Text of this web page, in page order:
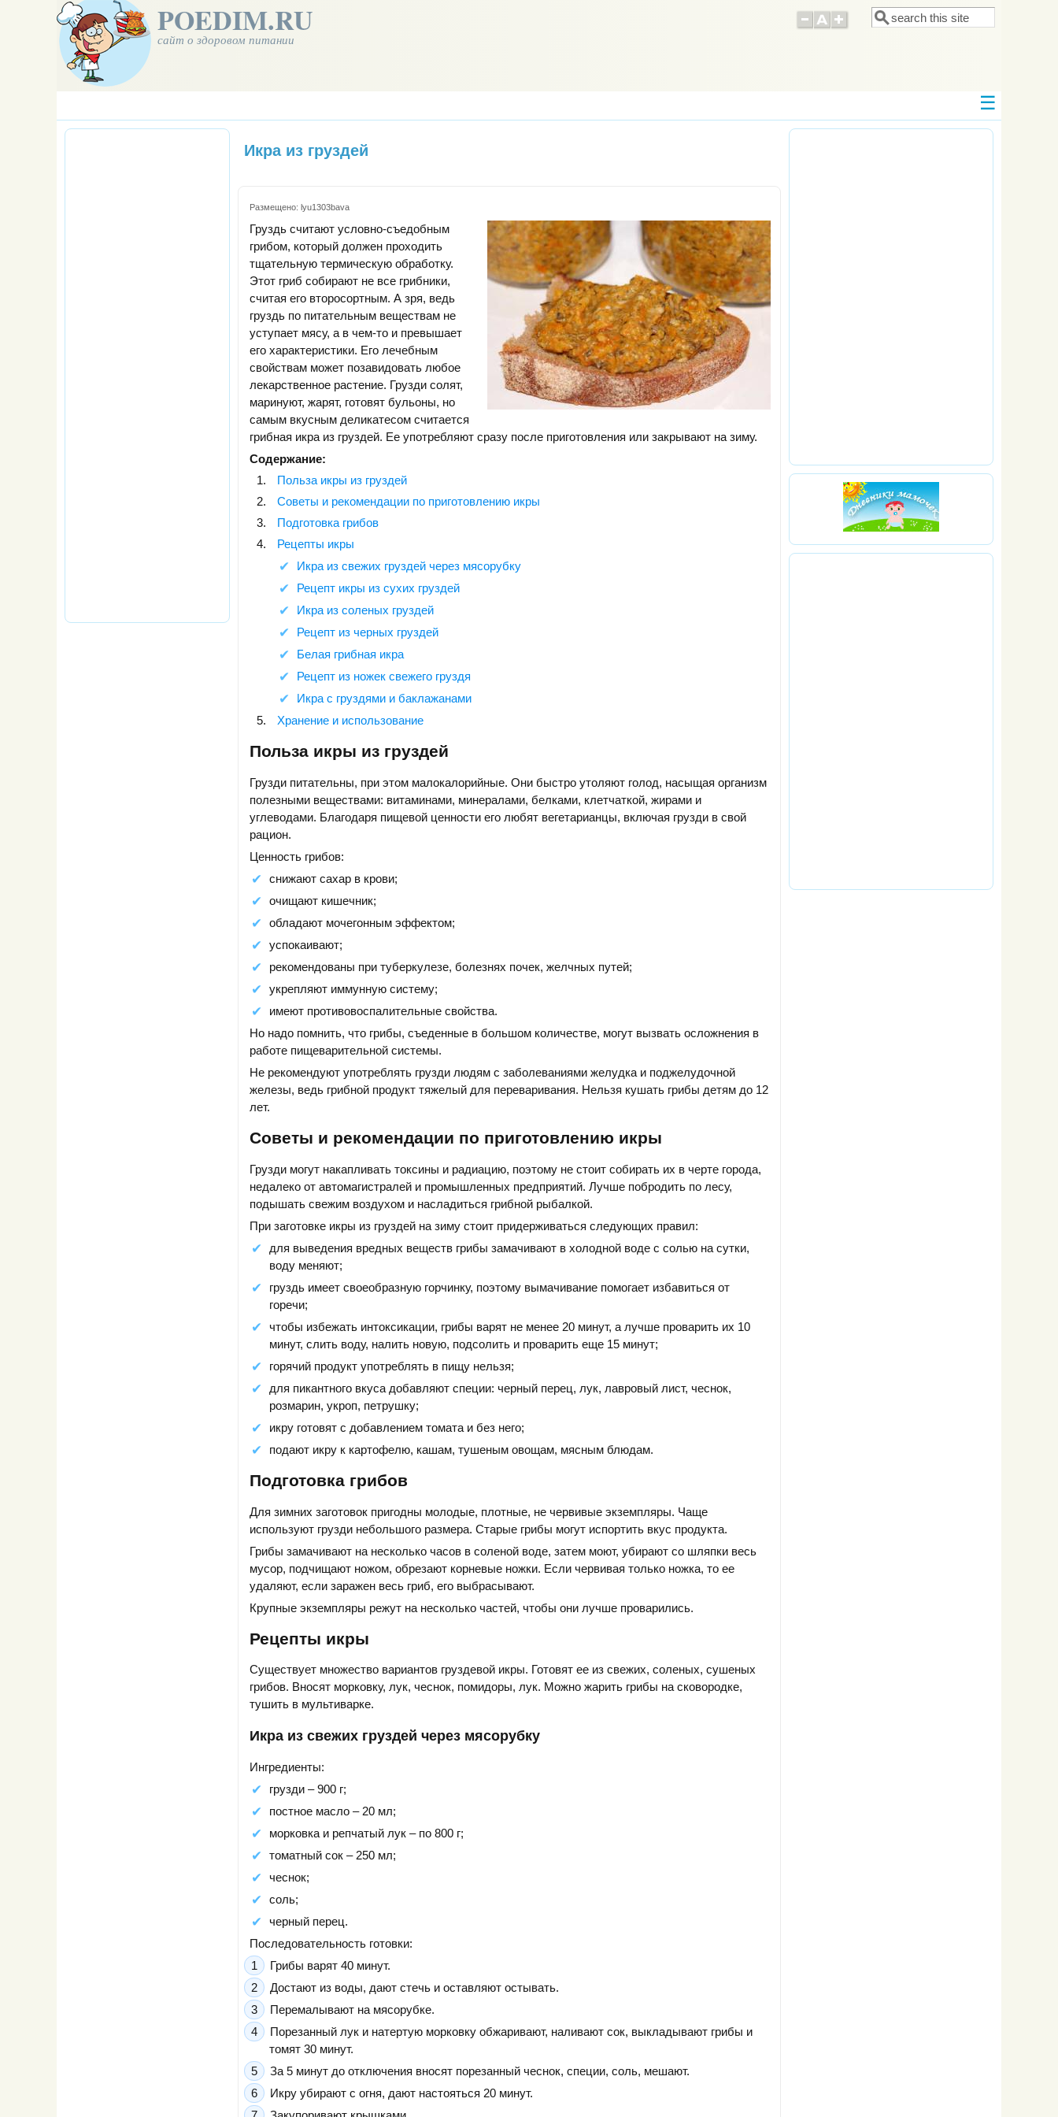
POEDIM.RU
сайт о здоровом питании
Форма поиска
Поиск
Икра из груздей
Размещено: lyu1303bava
Груздь считают условно-съедобным
грибом, который должен проходить
тщательную термическую обработку.
Этот гриб собирают не все грибники,
считая его второсортным. А зря, ведь
груздь по питательным веществам не
уступает мясу, а в чем-то и превышает
его характеристики. Его лечебным
свойствам может позавидовать любое
лекарственное растение. Грузди солят,
маринуют, жарят, готовят бульоны, но
самым вкусным деликатесом считается
грибная икра из груздей. Ее употребляют сразу после приготовления или закрывают на зиму.
Содержание:
Польза икры из груздей
Советы и рекомендации по приготовлению икры
Подготовка грибов
Рецепты икры
Икра из свежих груздей через мясорубку
Рецепт икры из сухих груздей
Икра из соленых груздей
Рецепт из черных груздей
Белая грибная икра
Рецепт из ножек свежего груздя
Икра с груздями и баклажанами
Хранение и использование
Польза икры из груздей
Грузди питательны, при этом малокалорийные. Они быстро утоляют голод, насыщая организм
полезными веществами: витаминами, минералами, белками, клетчаткой, жирами и
углеводами. Благодаря пищевой ценности его любят вегетарианцы, включая грузди в свой
рацион.
Ценность грибов:
снижают сахар в крови;
очищают кишечник;
обладают мочегонным эффектом;
успокаивают;
рекомендованы при туберкулезе, болезнях почек, желчных путей;
укрепляют иммунную систему;
имеют противовоспалительные свойства.
Но надо помнить, что грибы, съеденные в большом количестве, могут вызвать осложнения в
работе пищеварительной системы.
Не рекомендуют употреблять грузди людям с заболеваниями желудка и поджелудочной
железы, ведь грибной продукт тяжелый для переваривания. Нельзя кушать грибы детям до 12
лет.
Советы и рекомендации по приготовлению икры
Грузди могут накапливать токсины и радиацию, поэтому не стоит собирать их в черте города,
недалеко от автомагистралей и промышленных предприятий. Лучше побродить по лесу,
подышать свежим воздухом и насладиться грибной рыбалкой.
При заготовке икры из груздей на зиму стоит придерживаться следующих правил:
для выведения вредных веществ грибы замачивают в холодной воде с солью на сутки,
воду меняют;
груздь имеет своеобразную горчинку, поэтому вымачивание помогает избавиться от
горечи;
чтобы избежать интоксикации, грибы варят не менее 20 минут, а лучше проварить их 10
минут, слить воду, налить новую, подсолить и проварить еще 15 минут;
горячий продукт употреблять в пищу нельзя;
для пикантного вкуса добавляют специи: черный перец, лук, лавровый лист, чеснок,
розмарин, укроп, петрушку;
икру готовят с добавлением томата и без него;
подают икру к картофелю, кашам, тушеным овощам, мясным блюдам.
Подготовка грибов
Для зимних заготовок пригодны молодые, плотные, не червивые экземпляры. Чаще
используют грузди небольшого размера. Старые грибы могут испортить вкус продукта.
Грибы замачивают на несколько часов в соленой воде, затем моют, убирают со шляпки весь
мусор, подчищают ножом, обрезают корневые ножки. Если червивая только ножка, то ее
удаляют, если заражен весь гриб, его выбрасывают.
Крупные экземпляры режут на несколько частей, чтобы они лучше проварились.
Рецепты икры
Существует множество вариантов груздевой икры. Готовят ее из свежих, соленых, сушеных
грибов. Вносят морковку, лук, чеснок, помидоры, лук. Можно жарить грибы на сковородке,
тушить в мультиварке.
Икра из свежих груздей через мясорубку
Ингредиенты:
грузди – 900 г;
постное масло – 20 мл;
морковка и репчатый лук – по 800 г;
томатный сок – 250 мл;
чеснок;
соль;
черный перец.
Последовательность готовки:
Грибы варят 40 минут.
Достают из воды, дают стечь и оставляют остывать.
Перемалывают на мясорубке.
Порезанный лук и натертую морковку обжаривают, наливают сок, выкладывают грибы и
томят 30 минут.
За 5 минут до отключения вносят порезанный чеснок, специи, соль, мешают.
Икру убирают с огня, дают настояться 20 минут.